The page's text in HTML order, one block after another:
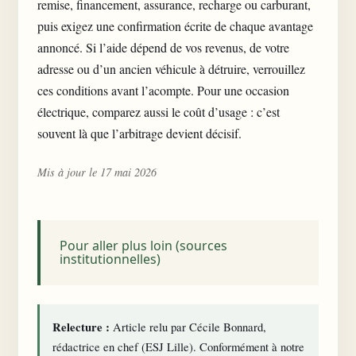
remise, financement, assurance, recharge ou carburant,
puis exigez une confirmation écrite de chaque avantage
annoncé. Si l’aide dépend de vos revenus, de votre
adresse ou d’un ancien véhicule à détruire, verrouillez
ces conditions avant l’acompte. Pour une occasion
électrique, comparez aussi le coût d’usage : c’est
souvent là que l’arbitrage devient décisif.
Mis à jour le 17 mai 2026
Pour aller plus loin (sources
institutionnelles)
Relecture : Article relu par Cécile Bonnard,
rédactrice en chef (ESJ Lille). Conformément à notre